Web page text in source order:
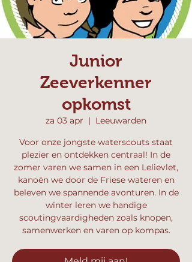
Junior
Zeeverkenner
opkomst
za 03 apr
  |
Leeuwarden
Voor onze jongste waterscouts staat
plezier en ontdekken centraal! In de
zomer varen we samen in een Lelievlet,
kanoën we door de Friese wateren en
beleven we spannende avonturen. In de
winter leren we handige
scoutingvaardigheden zoals knopen,
samenwerken en varen op kompas.